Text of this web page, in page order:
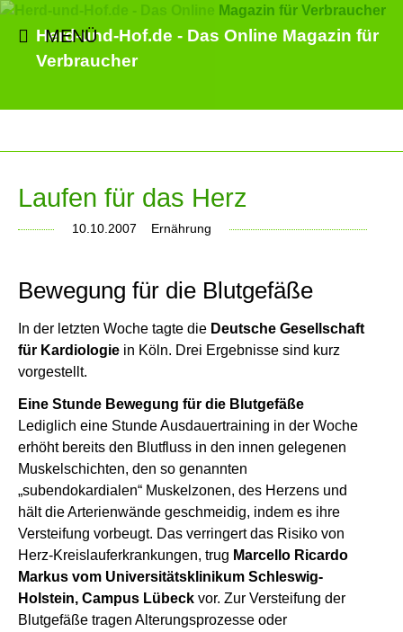
Herd-und-Hof.de - Das Online Magazin für
Verbraucher
MENÜ
Laufen für das Herz
10.10.2007 Ernährung
Bewegung für die Blutgefäße
In der letzten Woche tagte die Deutsche Gesellschaft
für Kardiologie in Köln. Drei Ergebnisse sind kurz
vorgestellt.
Eine Stunde Bewegung für die Blutgefäße
Lediglich eine Stunde Ausdauertraining in der Woche
erhöht bereits den Blutfluss in den innen gelegenen
Muskelschichten, den so genannten
„subendokardialen“ Muskelzonen, des Herzens und
hält die Arterienwände geschmeidig, indem es ihre
Versteifung vorbeugt. Das verringert das Risiko von
Herz-Kreislauferkrankungen, trug Marcello Ricardo
Markus vom Universitätsklinikum Schleswig-
Holstein, Campus Lübeck vor. Zur Versteifung der
Blutgefäße tragen Alterungsprozesse oder